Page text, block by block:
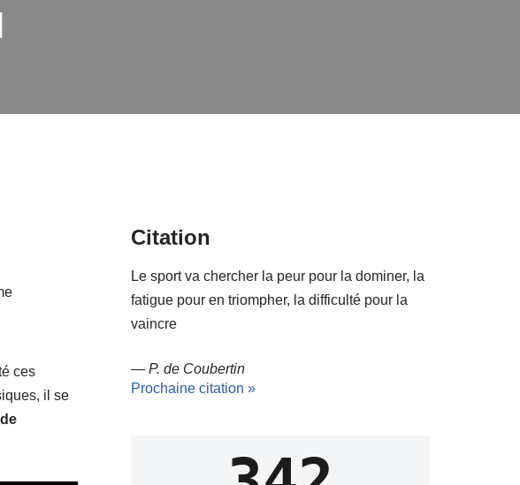
ces
il se
Citation
Le sport va chercher la peur pour la dominer, la
fatigue pour en triompher, la difficulté pour la
vaincre
—P. de Coubertin
Prochaine citation »